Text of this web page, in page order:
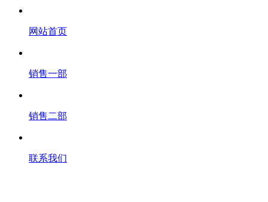
网站首页
销售一部
销售二部
联系我们